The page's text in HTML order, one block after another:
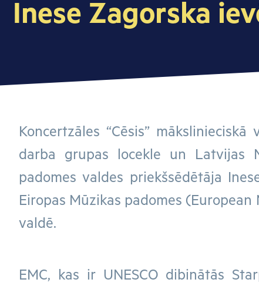
Inese Zagorska
Koncertzāles “Cēsis” mākslinieciskā
darba grupas locekle un Latvijas
padomes valdes priekšsēdētāja
Eiropas Mūzikas padomes (European
valdē.
EMC, kas ir UNESCO dibinātās